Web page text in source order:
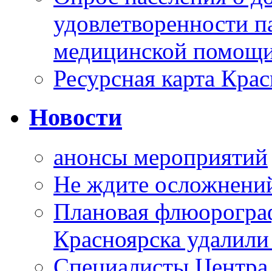
удовлетворенности
медицинской
Ресурсная карта
Новости
анонсы мероприятий
Не ждите
Плановая
Красноярска